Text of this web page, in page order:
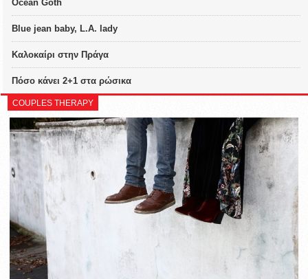
Ocean Goth
Blue jean baby, L.A. lady
Καλοκαίρι στην Πράγα
Πόσο κάνει 2+1 στα ρώσικα
COUPLES THERAPY